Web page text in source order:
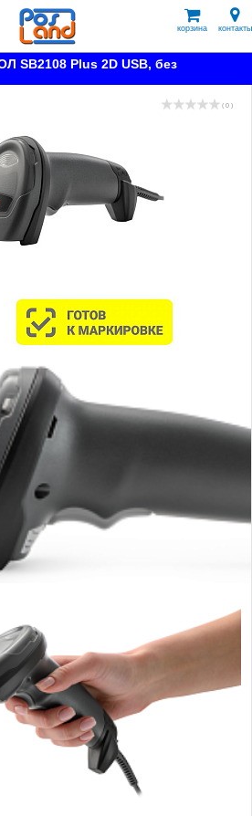
корзина контакты
SB2108 Plus 2D USB, без
( 0 )